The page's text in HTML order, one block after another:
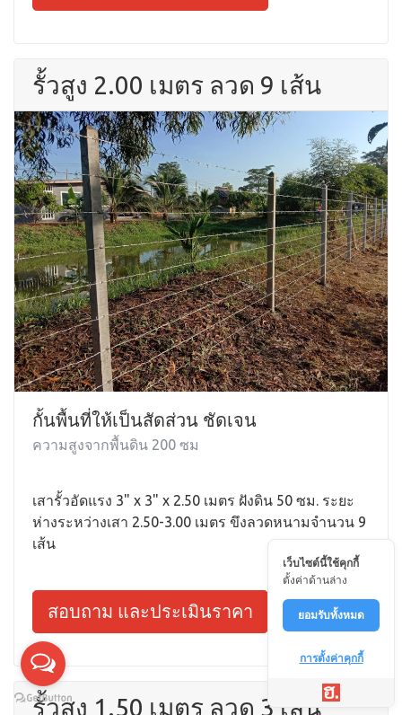
รั้วสูง 2.00 เมตร ลวด 9 เส้น
กั้นพื้นที่ให้เป็นสัดส่วน ชัดเจน
ความสูงจากพื้นดิน 200 ซม
เสารั้วอัดแรง 3" x 3" x 2.50 เมตร ฝังดิน 50 ซม. ระยะ
ห่างระหว่างเสา 2.50-3.00 เมตร ขึงลวดหนามจำนวน 9
เส้น
สอบถาม และประเมินราคา
รั้วสูง 1.50 เมตร ลวด 3 เส้น
เว็บไซต์นี้ใช้คุกกี้
ตั้งค่าด้านล่าง
ยอมรับทั้งหมด
การตั้งค่าคุกกี้